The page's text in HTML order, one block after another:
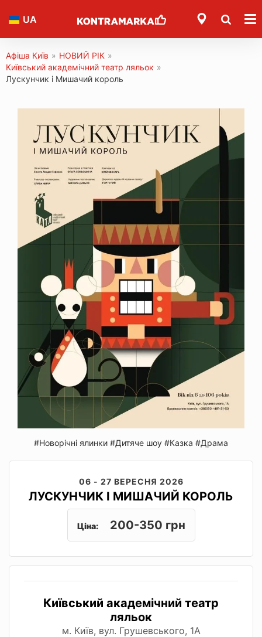
UA
Афіша Київ » НОВИЙ РІК »
Київський академічний театр ляльок »
Лускунчик і Мишачий король
#Новорічні ялинки #Дитяче шоу #Казка #Драма
06 - 27 ВЕРЕСНЯ 2026
ЛУСКУНЧИК І МИШАЧИЙ КОРОЛЬ
Ціна: 200-350 грн
Київський академічний театр
ляльок
м. Київ, вул. Грушевського, 1А